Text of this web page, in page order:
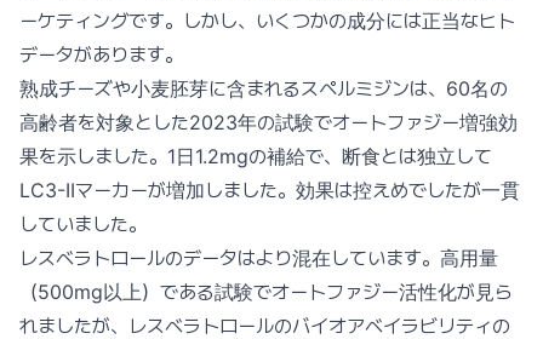
ーケティングです。しかし、いくつかの成分には正当なヒト
データがあります。
熟成チーズや小麦胚芽に含まれるスペルミジンは、60名の
高齢者を対象とした2023年の試験でオートファジー増強効
果を示しました。1日1.2mgの補給で、断食とは独立して
LC3-IIマーカーが増加しました。効果は控えめでしたが一貫
していました。
レスベラトロールのデータはより混在しています。高用量
（500mg以上）である試験でオートファジー活性化が見ら
れましたが、レスベラトロールのバイオアベイラビリティの